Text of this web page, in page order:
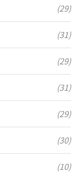
(29)
(31)
(29)
(31)
(29)
(30)
(10)